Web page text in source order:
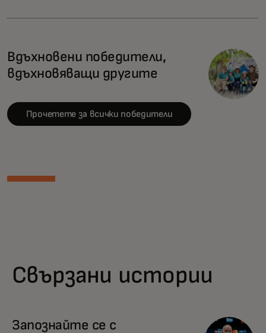
Вдъхновени победители,
вдъхновяващи другите
Прочетете за всички победители
Свързани истории
Запознайте се с